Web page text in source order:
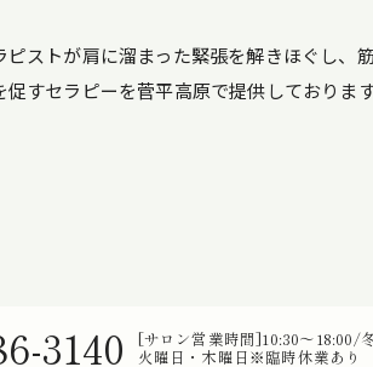
ピストが肩に溜まった緊張を解きほぐし
すセラピーを菅平高原で提供しております
3140 [サロン営業時間]10:30～18:00/
火曜日・木曜日※臨時休業あり